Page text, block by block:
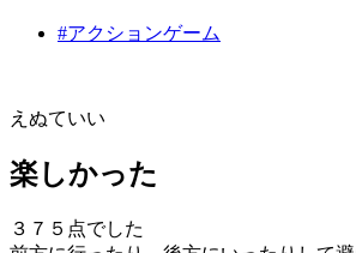
#アクションゲーム
えぬていい
楽しかった
３７５点でした